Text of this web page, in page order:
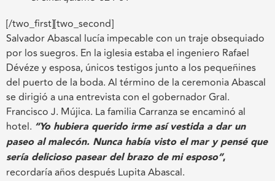
[/two_first][two_second]
Salvador Abascal lucía impecable con un traje obsequiado
por los suegros. En la iglesia estaba el ingeniero Rafael
Dévéze y esposa, únicos testigos junto a los pequeñines
del puerto de la boda. Al término de la ceremonia Abascal
se dirigió a una entrevista con el gobernador Gral.
Francisco J. Mújica. La familia Carranza se encaminó al
hotel. “Yo hubiera querido irme así vestida a dar un
paseo al malecón. Nunca había visto el mar y pensé que
sería delicioso pasear del brazo de mi esposo”,
recordaría años después Lupita Abascal.